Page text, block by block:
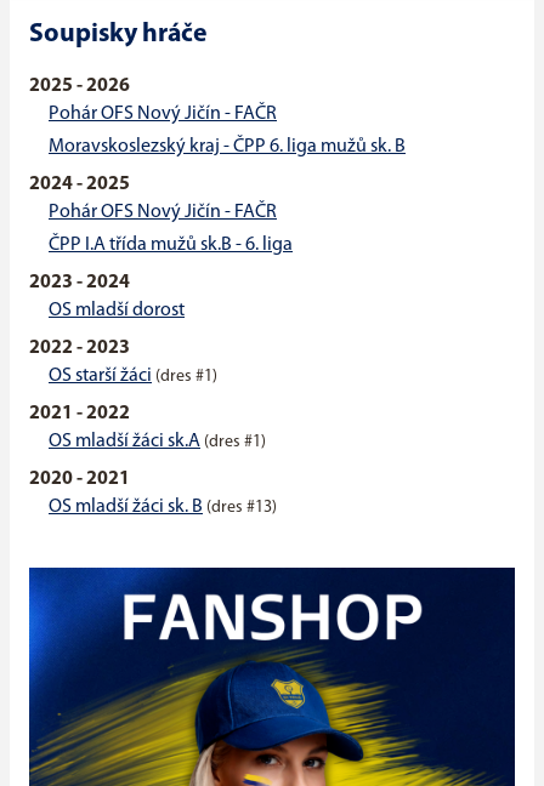
Soupisky hráče
2025 - 2026
Pohár OFS Nový Jičín - FAČR
Moravskoslezský kraj - ČPP 6. liga mužů sk. B
2024 - 2025
Pohár OFS Nový Jičín - FAČR
ČPP I.A třída mužů sk.B - 6. liga
2023 - 2024
OS mladší dorost
2022 - 2023
OS starší žáci (dres #1)
2021 - 2022
OS mladší žáci sk.A (dres #1)
2020 - 2021
OS mladší žáci sk. B (dres #13)